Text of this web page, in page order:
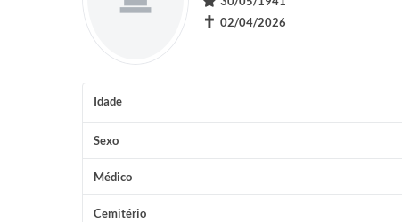
✝ 02/04/2026
Idade
Sexo
Médico
Cemitério